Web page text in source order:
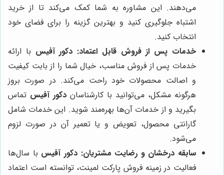
می‌دهند. این مشاوره به شما کمک می‌کند تا از خرید
اشتباه جلوگیری کنید و بهترین گزینه را برای فضای خود
انتخاب کنید.
خدمات پس از فروش قابل اعتماد: دکور آفیس با ارائه
خدمات پس از فروش مناسب، خیال شما را از بابت کیفیت
و اصالت محصولات خود راحت می‌کند. در صورت بروز
هرگونه مشکل، می‌توانید با کارشناسان دکور آفیس تماس
بگیرید و از خدمات آن‌ها بهره‌مند شوید. این خدمات شامل
گارانتی محصول، تعویض و یا تعمیر آن در صورت لزوم
می‌شود.
سابقه درخشان و رضایت مشتریان: دکور آفیس با سال‌ها
فعالیت در زمینه فروش پارکت لمینت، توانسته است اعتماد